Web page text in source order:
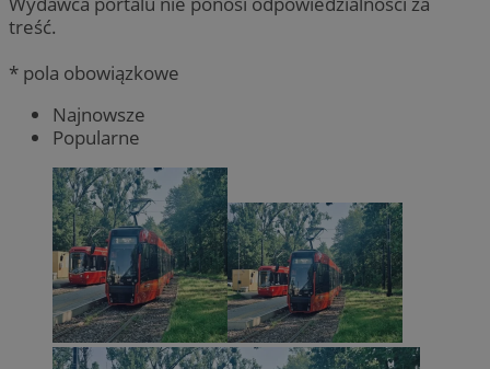
treść.
* pola obowiązkowe
Najnowsze
Popularne